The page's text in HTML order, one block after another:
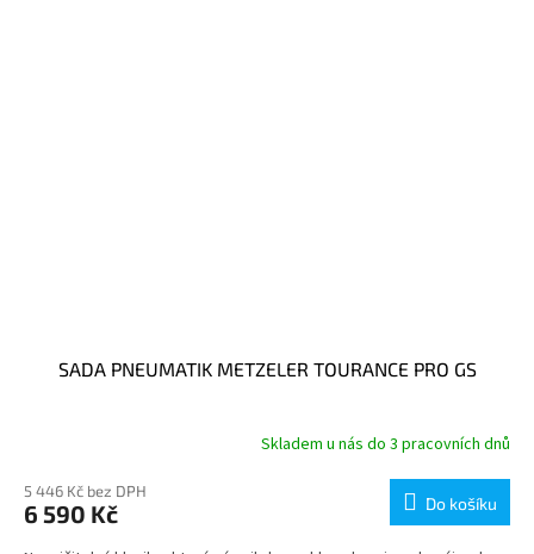
SADA PNEUMATIK METZELER TOURANCE PRO GS
Skladem u nás do 3 pracovních dnů
5 446 Kč bez DPH
6 590 Kč Do košíku